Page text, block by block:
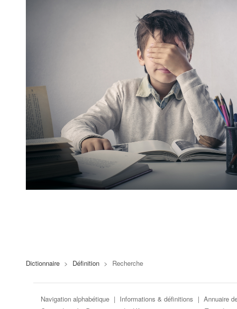
Dictionnaire > Définition > Recherche
Navigation alphabétique | Informations & définitions | Annuaire